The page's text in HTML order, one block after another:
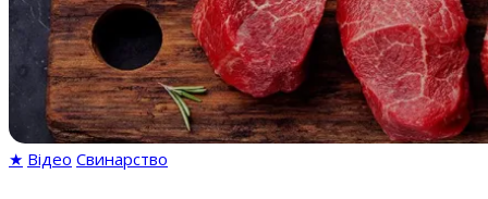
★ Відео Свинарство